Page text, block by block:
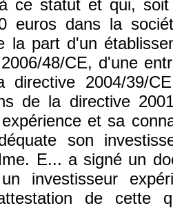
ce statut et qui,
euros dans la
la part d'un
48/CE, d'une
directive 2004/39/
de la directive
et sa
son
E... a signé un
investisseur
de cette